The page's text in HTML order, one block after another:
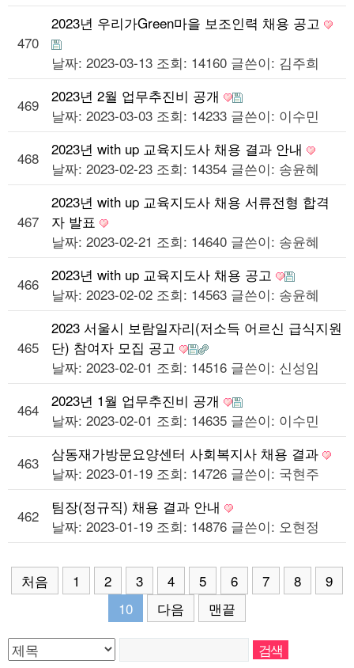
470
2023년 우리가Green마을 보조인력 채용 공고
날짜: 2023-03-13 조회: 14160 글쓴이: 김주희
469
2023년 2월 업무추진비 공개
날짜: 2023-03-03 조회: 14233 글쓴이: 이수민
468
2023년 with up 교육지도사 채용 결과 안내
날짜: 2023-02-23 조회: 14354 글쓴이: 송윤혜
467
2023년 with up 교육지도사 채용 서류전형 합격
자 발표
날짜: 2023-02-21 조회: 14640 글쓴이: 송윤혜
466
2023년 with up 교육지도사 채용 공고
날짜: 2023-02-02 조회: 14563 글쓴이: 송윤혜
465
2023 서울시 보람일자리(저소득 어르신 급식지원
단) 참여자 모집 공고
날짜: 2023-02-01 조회: 14516 글쓴이: 신성임
464
2023년 1월 업무추진비 공개
날짜: 2023-02-01 조회: 14635 글쓴이: 이수민
463
삼동재가방문요양센터 사회복지사 채용 결과
날짜: 2023-01-19 조회: 14726 글쓴이: 국현주
462
팀장(정규직) 채용 결과 안내
날짜: 2023-01-19 조회: 14876 글쓴이: 오현정
처음 1 2 3 4 5 6 7 8
9
10
다음 맨끝